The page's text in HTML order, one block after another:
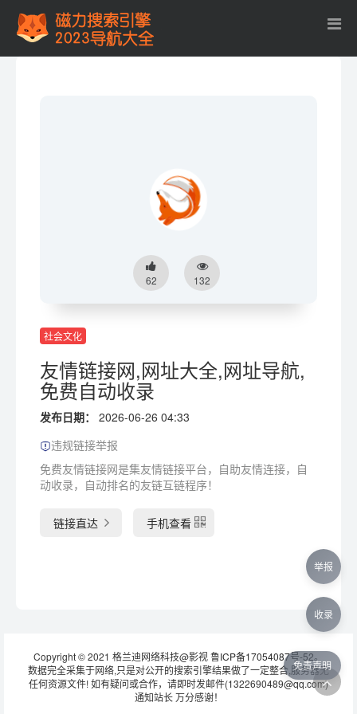
62 132
社会文化
友情链接网,网址大全,网址导航,
免费自动收录
发布日期：
2026-06-26 04:33
违规链接举报
免费友情链接网是集友情链接平台，自助友情连接，自
动收录，自动排名的友链互链程序！
链接直达 手机查看
Copyright © 2021 格兰迪网络科技@影视鲁ICP备17054087号-52。
数据完全采集于网络,只是对公开的搜索引擎结果做了一定整合,服务器无
任何资源文件! 如有疑问或合作，请即时发邮件(1322690489@qq.com)
通知站长 万分感谢！
免责声明
举报
收录